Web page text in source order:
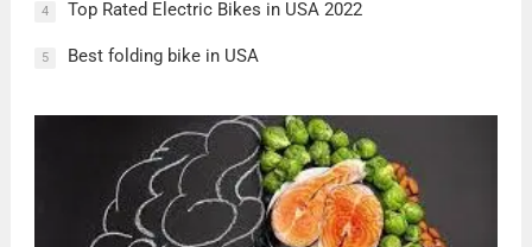
4 Top Rated Electric Bikes in USA 2022
5 Best folding bike in USA